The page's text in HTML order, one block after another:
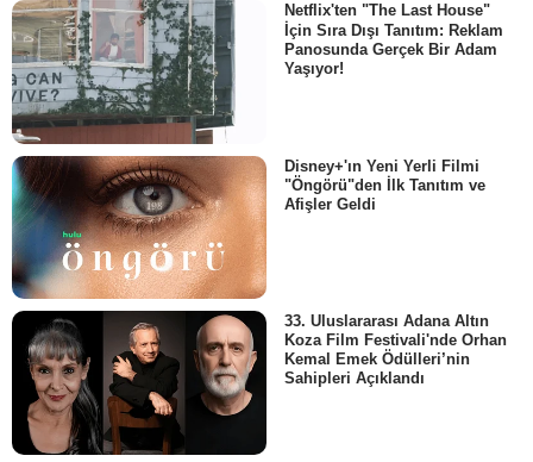
Netflix'ten "The Last House"
İçin Sıra Dışı Tanıtım: Reklam
Panosunda Gerçek Bir Adam
Yaşıyor!
Disney+'ın Yeni Yerli Filmi
"Öngörü"den İlk Tanıtım ve
Afişler Geldi
33. Uluslararası Adana Altın
Koza Film Festivali'nde Orhan
Kemal Emek Ödülleri’nin
Sahipleri Açıklandı